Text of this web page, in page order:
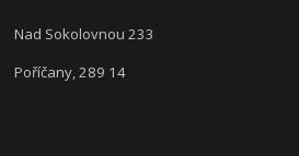
Nad Sokolovnou 233
Poříčany, 289 14